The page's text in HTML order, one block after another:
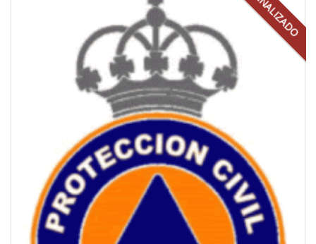
FINALIZADO